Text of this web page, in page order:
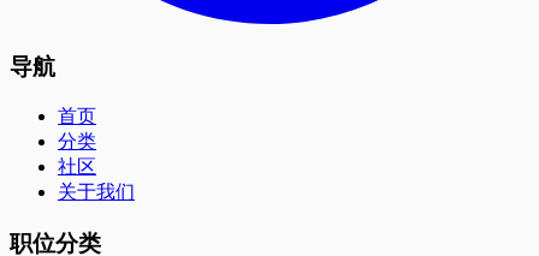
导航
首页
分类
社区
关于我们
职位分类